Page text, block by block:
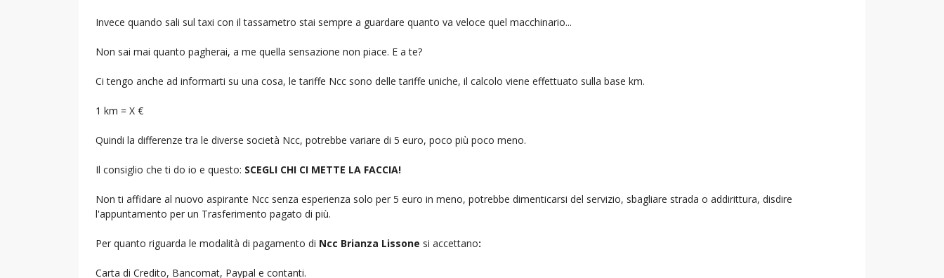
Invece quando sali sul taxi con il tassametro stai sempre a guardare quanto va veloce quel macchinario...
Non sai mai quanto pagherai, a me quella sensazione non piace. E a te?
Ci tengo anche ad informarti su una cosa, le tariffe Ncc sono delle tariffe uniche, il calcolo viene effettuato sulla base km.
1 km = X €
Quindi la differenze tra le diverse società Ncc, potrebbe variare di 5 euro, poco più poco meno.
Il consiglio che ti do io e questo: SCEGLI CHI CI METTE LA FACCIA!
Non ti affidare al nuovo aspirante Ncc senza esperienza solo per 5 euro in meno, potrebbe dimenticarsi del servizio, sbagliare strada o addirittura, disdire
l'appuntamento per un Trasferimento pagato di più.
Per quanto riguarda le modalità di pagamento di Ncc Brianza Lissone si accettano:
Carta di Credito, Bancomat, Paypal e contanti.